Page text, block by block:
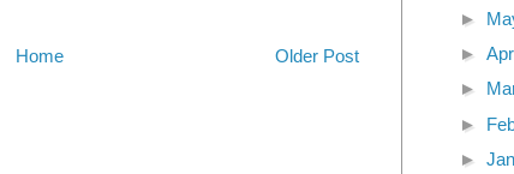
Older Post
Home
►
►
►
►
►